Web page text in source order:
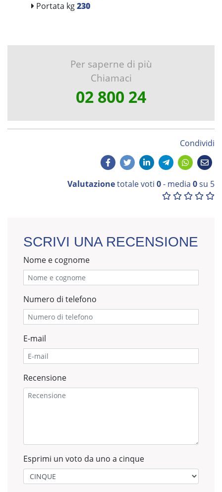
Portata kg230
Per saperne di più
Chiamaci
02 800 24
Condividi
Valutazionetotale voti 0- media 0su 5
SCRIVI UNA RECENSIONE
Nome e cognome
Numero di telefono
E-mail
Recensione
Esprimi un voto da uno a cinque